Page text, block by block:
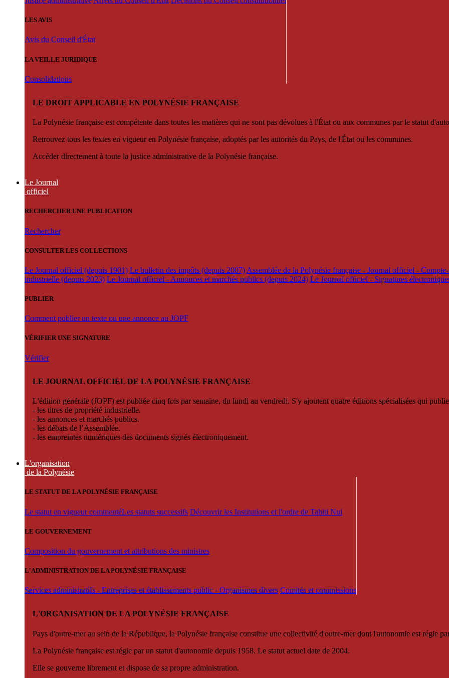
LES AVIS
Avis du Conseil d'État
LA VEILLE JURIDIQUE
Consolidations
LE DROIT APPLICABLE EN POLYNÉSIE FRANÇAISE
La Polynésie française est compétente dans toutes les matières qui ne sont pas dévolues à l'État ou aux communes par le statut
Retrouvez tous les textes en vigueur en Polynésie française, adoptés par les autorités du Pays, de l'État ou les communes.
Accéder directement à toute la justice administrative de la Polynésie française.
Le Journal
officiel
RECHERCHER UNE PUBLICATION
Rechercher
CONSULTER LES COLLECTIONS
Le Journal officiel (depuis 1901) Le bulletin des impôts (depuis 2007) Assemblée de la Polynésie française - Journal officiel -
industrielle (depuis 2023) Le Journal officiel - Annonces et marchés publics (depuis 2024) Le Journal officiel - Signatures
PUBLIER
Comment publier un texte ou une annonce au JOPF
VÉRIFIER UNE SIGNATURE
Vérifier
LE JOURNAL OFFICIEL DE LA POLYNÉSIE FRANÇAISE
L'édition générale (JOPF) est publiée cinq fois par semaine, du lundi au vendredi. S'y ajoutent quatre éditions spécialisées qui
- les titres de propriété industrielle.
- les annonces et marchés publics.
- les débats de l’Assemblée.
- les empreintes numériques des documents signés électroniquement.
L'organisation
de la Polynésie
LE STATUT DE LA POLYNÉSIE FRANÇAISE
Le statut en vigueur commentéLes statuts successifs Découvrir les Institutions et l'ordre de Tahiti Nui
LE GOUVERNEMENT
Composition du gouvernement et attributions des ministres
L'ADMINISTRATION DE LA POLYNÉSIE FRANÇAISE
Services administratifs - Entreprises et établissements public - Organismes divers Comités et commissions
L'ORGANISATION DE LA POLYNÉSIE FRANÇAISE
Pays d'outre-mer au sein de la République, la Polynésie française constitue une collectivité d'outre-mer dont l'autonomie est régie
La Polynésie française est régie par un statut d'autonomie depuis 1958. Le statut actuel date de 2004.
Elle se gouverne librement et dispose de sa propre administration.